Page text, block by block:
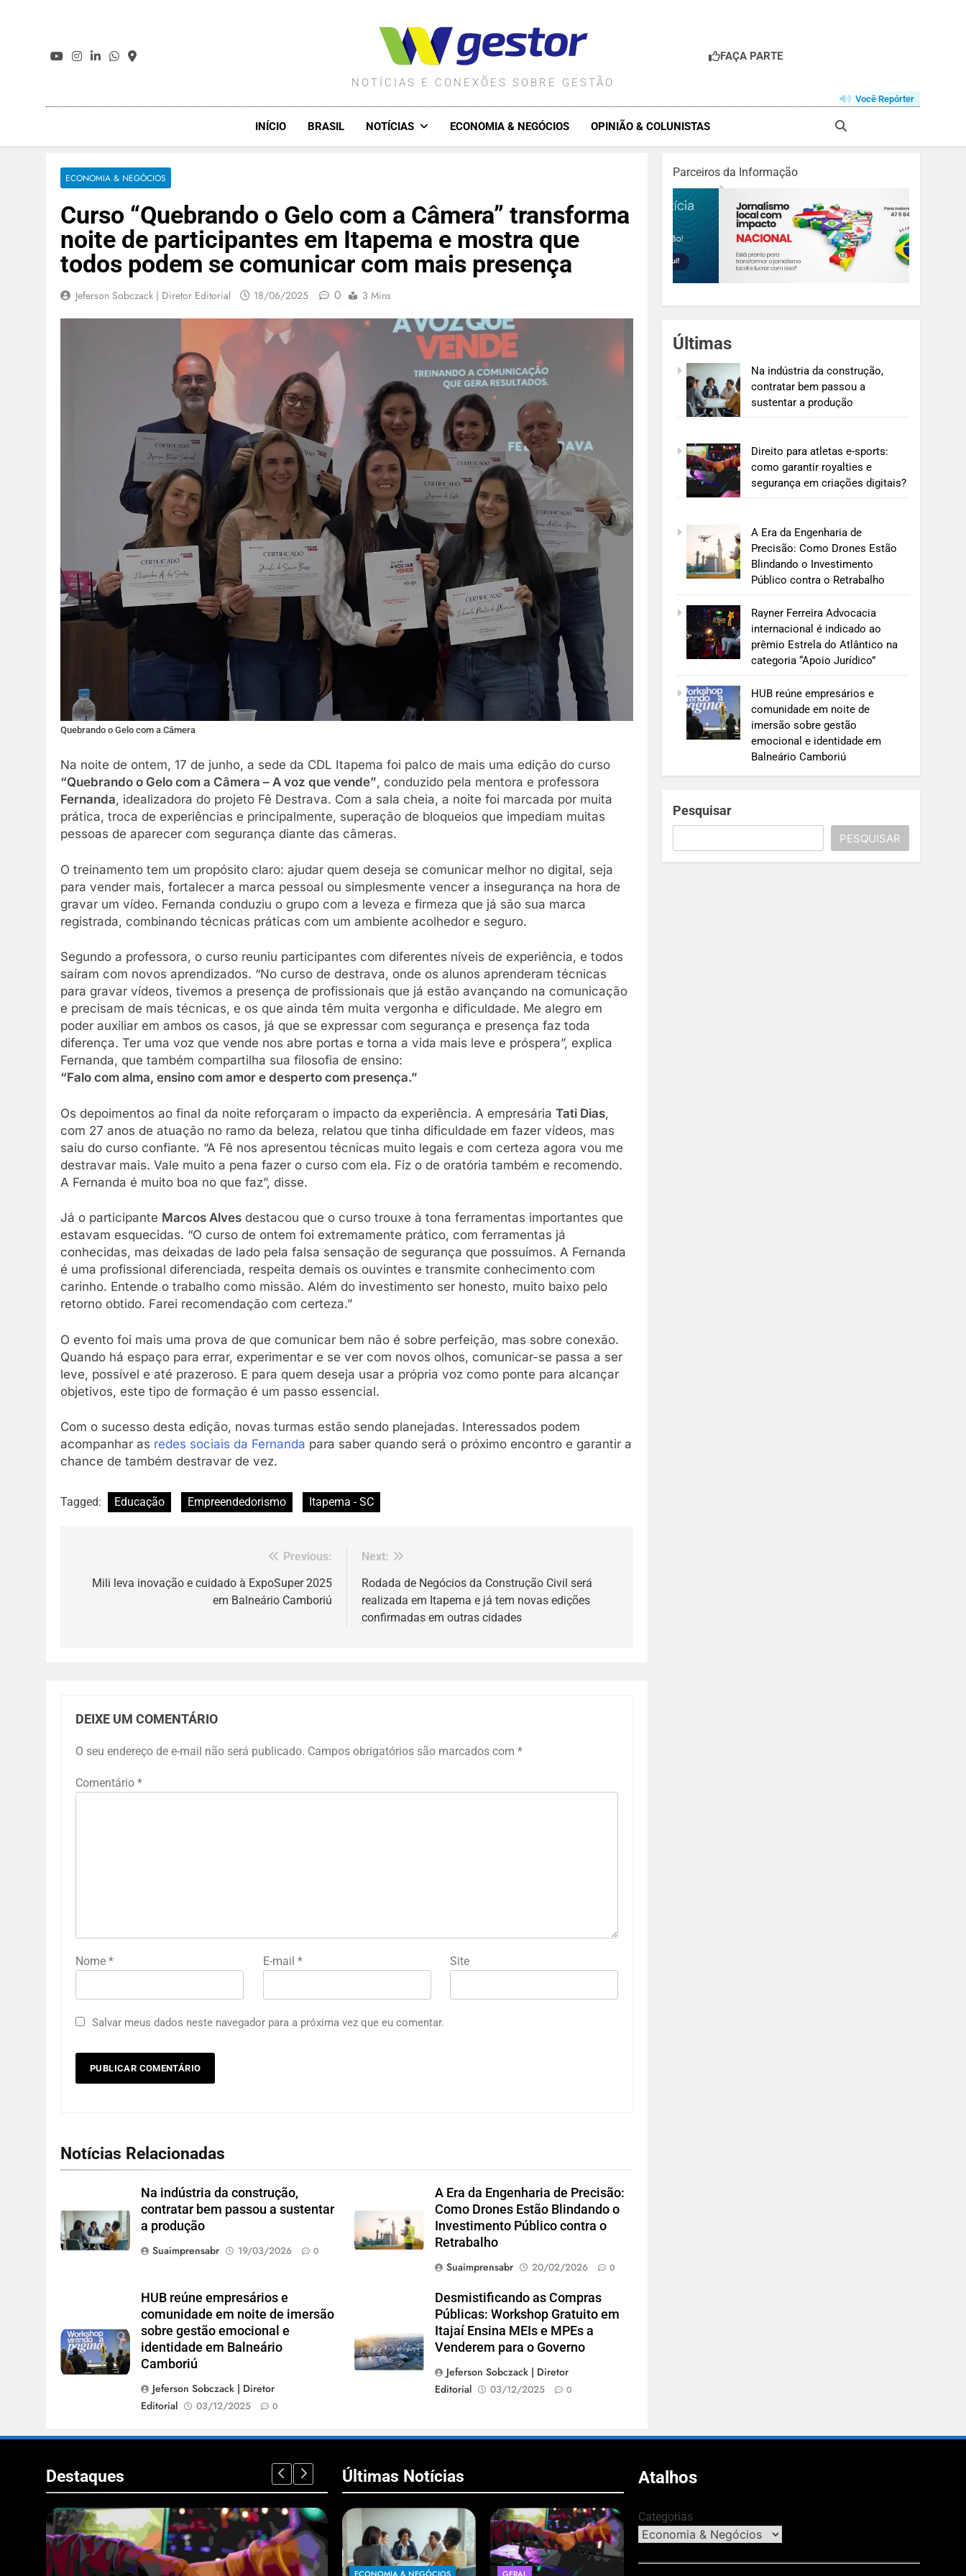
WGESTOR.COM.BR
NOTÍCIAS E CONEXÕES SOBRE GESTÃO
FAÇA PARTE
Você Repórter
INÍCIO BRASIL NOTÍCIAS ECONOMIA & NEGÓCIOS OPINIÃO & COLUNISTAS
ECONOMIA & NEGÓCIOS
Curso “Quebrando o Gelo com a Câmera” transforma
noite de participantes em Itapema e mostra que
todos podem se comunicar com mais presença
Jeferson Sobczack | Diretor Editorial 18/06/2025 0 3 Mins
Quebrando o Gelo com a Câmera
Na noite de ontem, 17 de junho, a sede da CDL Itapema foi palco de mais uma edição do curso
“Quebrando o Gelo com a Câmera – A voz que vende”, conduzido pela mentora e professora
Fernanda, idealizadora do projeto Fê Destrava. Com a sala cheia, a noite foi marcada por muita
prática, troca de experiências e principalmente, superação de bloqueios que impediam muitas
pessoas de aparecer com segurança diante das câmeras.
O treinamento tem um propósito claro: ajudar quem deseja se comunicar melhor no digital, seja
para vender mais, fortalecer a marca pessoal ou simplesmente vencer a insegurança na hora de
gravar um vídeo. Fernanda conduziu o grupo com a leveza e firmeza que já são sua marca
registrada, combinando técnicas práticas com um ambiente acolhedor e seguro.
Segundo a professora, o curso reuniu participantes com diferentes níveis de experiência, e todos
saíram com novos aprendizados. “No curso de destrava, onde os alunos aprenderam técnicas
para gravar vídeos, tivemos a presença de profissionais que já estão avançando na comunicação
e precisam de mais técnicas, e os que ainda têm muita vergonha e dificuldade. Me alegro em
poder auxiliar em ambos os casos, já que se expressar com segurança e presença faz toda
diferença. Ter uma voz que vende nos abre portas e torna a vida mais leve e próspera”, explica
Fernanda, que também compartilha sua filosofia de ensino:
“Falo com alma, ensino com amor e desperto com presença.”
Os depoimentos ao final da noite reforçaram o impacto da experiência. A empresária Tati Dias,
com 27 anos de atuação no ramo da beleza, relatou que tinha dificuldade em fazer vídeos, mas
saiu do curso confiante. “A Fê nos apresentou técnicas muito legais e com certeza agora vou me
destravar mais. Vale muito a pena fazer o curso com ela. Fiz o de oratória também e recomendo.
A Fernanda é muito boa no que faz”, disse.
Já o participante Marcos Alves destacou que o curso trouxe à tona ferramentas importantes que
estavam esquecidas. “O curso de ontem foi extremamente prático, com ferramentas já
conhecidas, mas deixadas de lado pela falsa sensação de segurança que possuímos. A Fernanda
é uma profissional diferenciada, respeita demais os ouvintes e transmite conhecimento com
carinho. Entende o trabalho como missão. Além do investimento ser honesto, muito baixo pelo
retorno obtido. Farei recomendação com certeza.”
O evento foi mais uma prova de que comunicar bem não é sobre perfeição, mas sobre conexão.
Quando há espaço para errar, experimentar e se ver com novos olhos, comunicar-se passa a ser
leve, possível e até prazeroso. E para quem deseja usar a própria voz como ponte para alcançar
objetivos, este tipo de formação é um passo essencial.
Com o sucesso desta edição, novas turmas estão sendo planejadas. Interessados podem
acompanhar as redes sociais da Fernanda para saber quando será o próximo encontro e garantir a
chance de também destravar de vez.
Tagged: Educação Empreendedorismo Itapema - SC
de
Previous:
Mili leva inovação e cuidado à ExpoSuper 2025
em Balneário Camboriú
Next:
Rodada de Negócios da Construção Civil será
realizada em Itapema e já tem novas edições
confirmadas em outras cidades
DEIXE UM COMENTÁRIO
O seu endereço de e-mail não será publicado. Campos obrigatórios são marcados com *
Comentário *
Nome * E-mail * Site
Salvar meus dados neste navegador para a próxima vez que eu comentar.
Notícias Relacionadas
Na indústria da construção,
contratar bem passou a sustentar
a produção
Suaimprensabr
19/03/2026 0
A Era da Engenharia de Precisão:
Como Drones Estão Blindando o
Investimento Público contra o
Retrabalho
Suaimprensabr
20/02/2026 0
HUB reúne empresários e
comunidade em noite de imersão
sobre gestão emocional e
identidade em Balneário
Camboriú
Jeferson Sobczack | Diretor
Editorial
03/12/2025 0
Desmistificando as Compras
Públicas: Workshop Gratuito em
Itajaí Ensina MEIs e MPEs a
Venderem para o Governo
Jeferson Sobczack | Diretor
Editorial
03/12/2025 0
Parceiros da Informação
Últimas
Na indústria da construção,
contratar bem passou a
sustentar a produção
Direito para atletas e-sports:
como garantir royalties e
segurança em criações digitais?
A Era da Engenharia de
Precisão: Como Drones Estão
Blindando o Investimento
Público contra o Retrabalho
Rayner Ferreira Advocacia
internacional é indicado ao
prêmio Estrela do Atlântico na
categoria “Apoio Jurídico”
HUB reúne empresários e
comunidade em noite de
imersão sobre gestão
emocional e identidade em
Balneário Camboriú
Pesquisar
PESQUISAR
Destaques Últimas Notícias Atalhos
Categorias